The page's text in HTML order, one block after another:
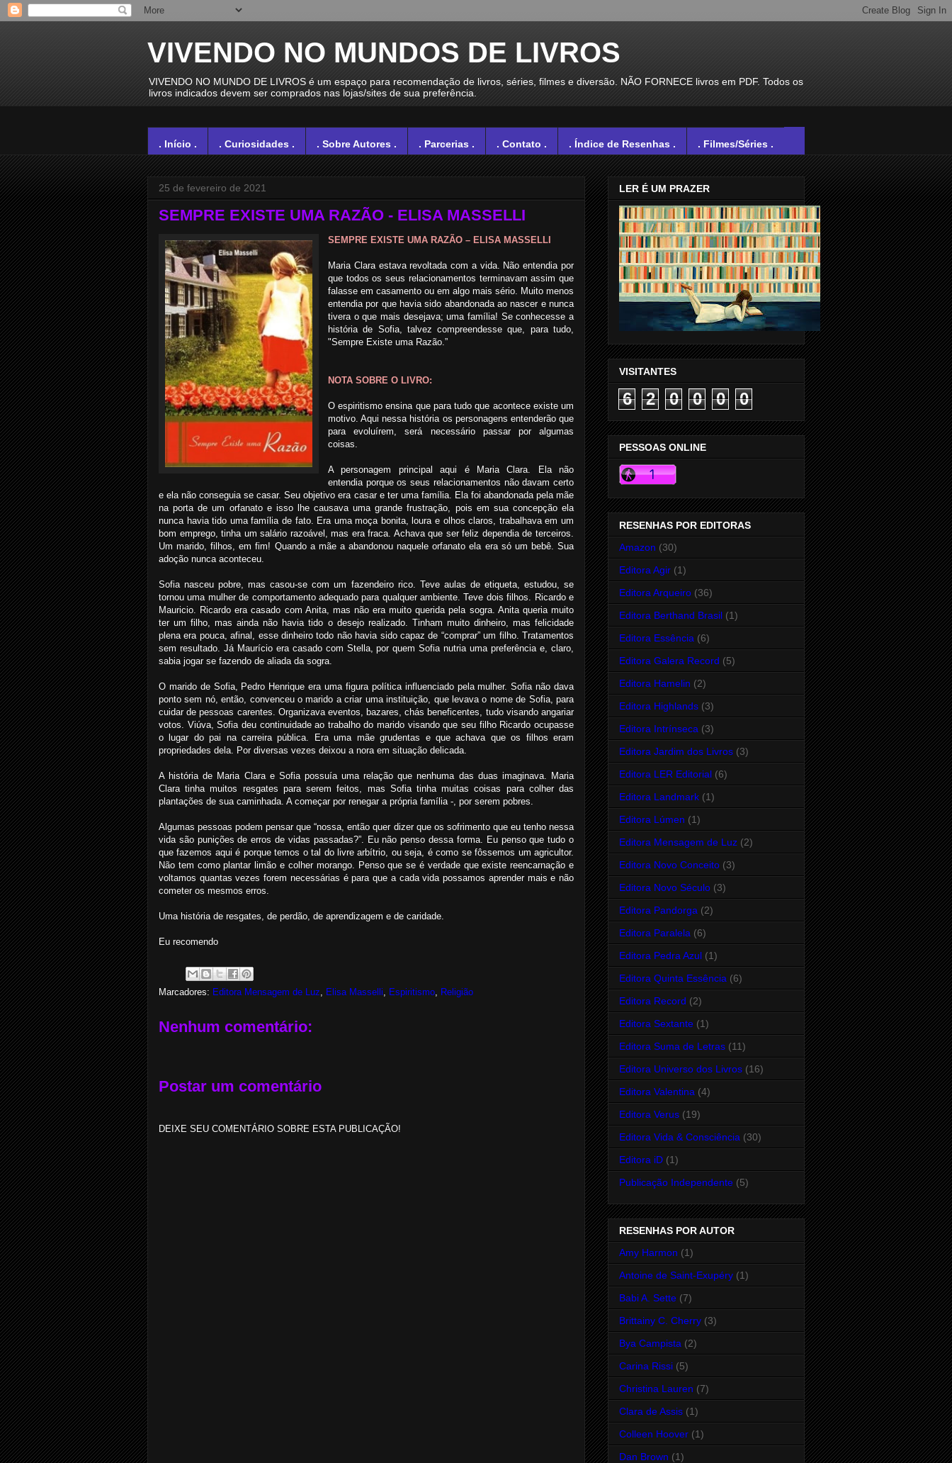
VIVENDO NO MUNDOS DE LIVROS
VIVENDO NO MUNDO DE LIVROS é um espaço para recomendação de livros, séries, filmes e diversão. NÃO FORNECE livros em PDF. Todos os
livros indicados devem ser comprados nas lojas/sites de sua preferência.
. Início . . Curiosidades . . Sobre Autores . . Parcerias . . Contato . . Índice de Resenhas . . Filmes/Séries .
25 de fevereiro de 2021
SEMPRE EXISTE UMA RAZÃO - ELISA MASSELLI
SEMPRE EXISTE UMA RAZÃO – ELISA MASSELLI
Maria Clara estava revoltada com a vida. Não entendia por
que todos os seus relacionamentos terminavam assim que
falasse em casamento ou em algo mais sério. Muito menos
entendia por que havia sido abandonada ao nascer e nunca
tivera o que mais desejava; uma família! Se conhecesse a
história de Sofia, talvez compreendesse que, para tudo,
"Sempre Existe uma Razão.”
NOTA SOBRE O LIVRO:
O espiritismo ensina que para tudo que acontece existe um
motivo. Aqui nessa história os personagens entenderão que
para evoluírem, será necessário passar por algumas
coisas.
A personagem principal aqui é Maria Clara. Ela não
entendia porque os seus relacionamentos não davam certo
e ela não conseguia se casar. Seu objetivo era casar e ter uma família. Ela foi abandonada pela mãe
na porta de um orfanato e isso lhe causava uma grande frustração, pois em sua concepção ela
nunca havia tido uma família de fato. Era uma moça bonita, loura e olhos claros, trabalhava em um
bom emprego, tinha um salário razoável, mas era fraca. Achava que ser feliz dependia de terceiros.
Um marido, filhos, em fim! Quando a mãe a abandonou naquele orfanato ela era só um bebê. Sua
adoção nunca aconteceu.
Sofia nasceu pobre, mas casou-se com um fazendeiro rico. Teve aulas de etiqueta, estudou, se
tornou uma mulher de comportamento adequado para qualquer ambiente. Teve dois filhos. Ricardo e
Mauricio. Ricardo era casado com Anita, mas não era muito querida pela sogra. Anita queria muito
ter um filho, mas ainda não havia tido o desejo realizado. Tinham muito dinheiro, mas felicidade
plena era pouca, afinal, esse dinheiro todo não havia sido capaz de “comprar” um filho. Tratamentos
sem resultado. Já Maurício era casado com Stella, por quem Sofia nutria uma preferência e, claro,
sabia jogar se fazendo de aliada da sogra.
O marido de Sofia, Pedro Henrique era uma figura política influenciado pela mulher. Sofia não dava
ponto sem nó, então, convenceu o marido a criar uma instituição, que levava o nome de Sofia, para
cuidar de pessoas carentes. Organizava eventos, bazares, chás beneficentes, tudo visando angariar
votos. Viúva, Sofia deu continuidade ao trabalho do marido visando que seu filho Ricardo ocupasse
o lugar do pai na carreira pública. Era uma mãe grudentas e que achava que os filhos eram
propriedades dela. Por diversas vezes deixou a nora em situação delicada.
A história de Maria Clara e Sofia possuía uma relação que nenhuma das duas imaginava. Maria
Clara tinha muitos resgates para serem feitos, mas Sofia tinha muitas coisas para colher das
plantações de sua caminhada. A começar por renegar a própria família -, por serem pobres.
Algumas pessoas podem pensar que “nossa, então quer dizer que os sofrimento que eu tenho nessa
vida são punições de erros de vidas passadas?”. Eu não penso dessa forma. Eu penso que tudo o
que fazemos aqui é porque temos o tal do livre arbítrio, ou seja, é como se fôssemos um agricultor.
Não tem como plantar limão e colher morango. Penso que se é verdade que existe reencarnação e
voltamos quantas vezes forem necessárias é para que a cada vida possamos aprender mais e não
cometer os mesmos erros.
Uma história de resgates, de perdão, de aprendizagem e de caridade.
Eu recomendo
Marcadores: Editora Mensagem de Luz, Elisa Masselli, Espiritismo, Religião
Nenhum comentário:
Postar um comentário
DEIXE SEU COMENTÁRIO SOBRE ESTA PUBLICAÇÃO!
LER É UM PRAZER
VISITANTES
6 2 0 0 0 0
PESSOAS ONLINE
RESENHAS POR EDITORAS
Amazon (30)
Editora Agir (1)
Editora Arqueiro (36)
Editora Berthand Brasil (1)
Editora Essência (6)
Editora Galera Record (5)
Editora Hamelin (2)
Editora Highlands (3)
Editora Intrínseca (3)
Editora Jardim dos Livros (3)
Editora LER Editorial (6)
Editora Landmark (1)
Editora Lúmen (1)
Editora Mensagem de Luz (2)
Editora Novo Conceito (3)
Editora Novo Século (3)
Editora Pandorga (2)
Editora Paralela (6)
Editora Pedra Azul (1)
Editora Quinta Essência (6)
Editora Record (2)
Editora Sextante (1)
Editora Suma de Letras (11)
Editora Universo dos Livros (16)
Editora Valentina (4)
Editora Verus (19)
Editora Vida & Consciência (30)
Editora iD (1)
Publicação Independente (5)
RESENHAS POR AUTOR
Amy Harmon (1)
Antoine de Saint-Exupéry (1)
Babi A. Sette (7)
Brittainy C. Cherry (3)
Bya Campista (2)
Carina Rissi (5)
Christina Lauren (7)
Clara de Assis (1)
Colleen Hoover (1)
Dan Brown (1)